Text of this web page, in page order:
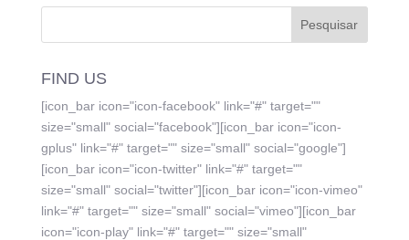
FIND US
[icon_bar icon="icon-facebook" link="#" target=""
size="small" social="facebook"][icon_bar icon="icon-
gplus" link="#" target="" size="small" social="google"]
[icon_bar icon="icon-twitter" link="#" target=""
size="small" social="twitter"][icon_bar icon="icon-vimeo"
link="#" target="" size="small" social="vimeo"][icon_bar
icon="icon-play" link="#" target="" size="small"